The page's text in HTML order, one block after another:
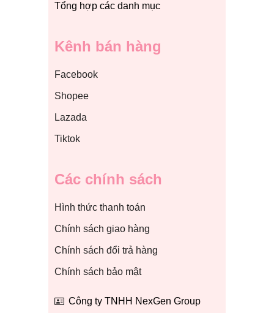
Tổng hợp các danh mục
Kênh bán hàng
Facebook
Shopee
Lazada
Tiktok
Các chính sách
Hình thức thanh toán
Chính sách giao hàng
Chính sách đổi trả hàng
Chính sách bảo mật
Công ty TNHH NexGen Group